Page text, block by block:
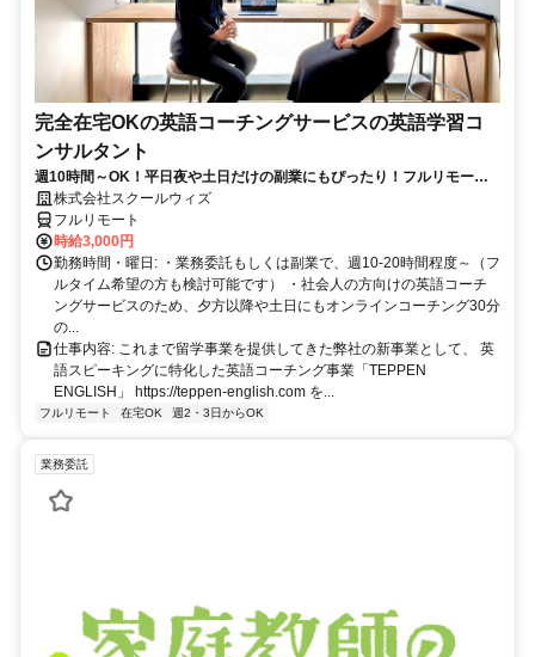
完全在宅OKの英語コーチングサービスの英語学習コ
ンサルタント
週10時間～OK！平日夜や土日だけの副業にもぴったり！フルリモート
OKなので世界のどこからでも働けます！
株式会社スクールウィズ
フルリモート
時給3,000円
勤務時間・曜日: ・業務委託もしくは副業で、週10-20時間程度～（フ
ルタイム希望の方も検討可能です） ・社会人の方向けの英語コーチ
ングサービスのため、夕方以降や土日にもオンラインコーチング30分
の...
仕事内容: これまで留学事業を提供してきた弊社の新事業として、 英
語スピーキングに特化した英語コーチング事業「TEPPEN
ENGLISH」 https://teppen-english.com を...
フルリモート 在宅OK 週2・3日からOK
業務委託